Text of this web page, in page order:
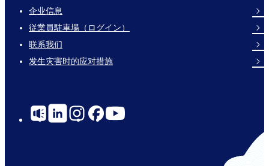
Footer
Links
企业信息
従業員駐車場（ログイン）
联系我们
发生灾害时的应对措施
Social